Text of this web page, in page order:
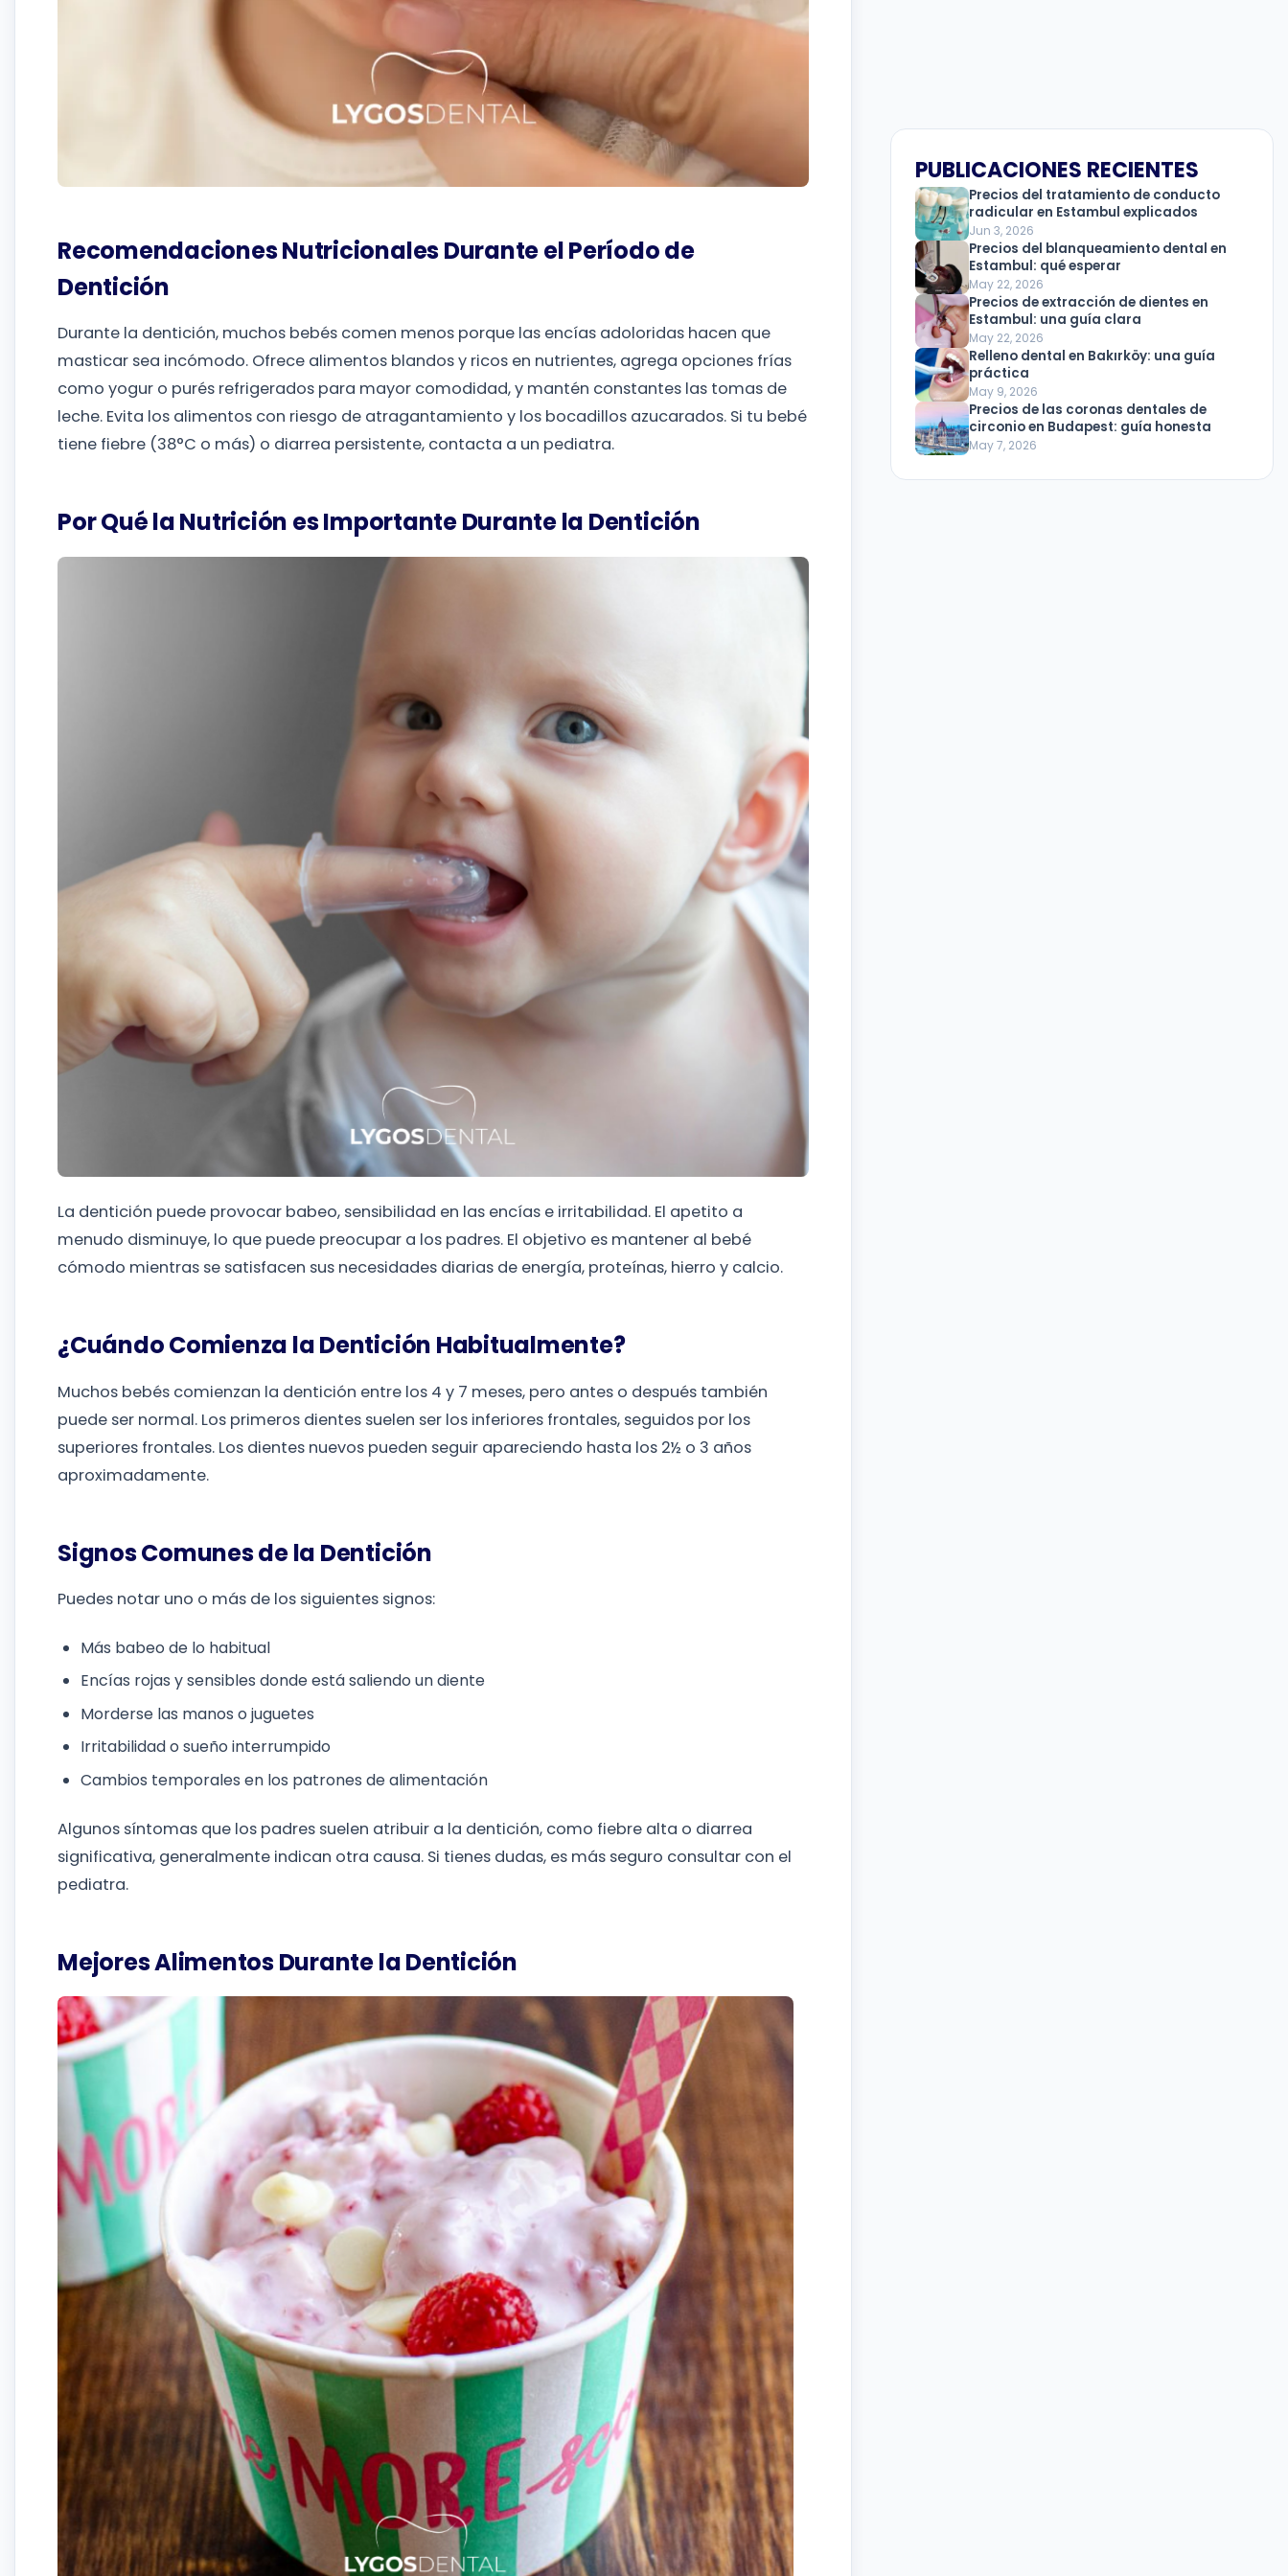
Recomendaciones Nutricionales Durante el Período de
Dentición
Durante la dentición, muchos bebés comen menos porque las encías adoloridas hacen que
masticar sea incómodo. Ofrece alimentos blandos y ricos en nutrientes, agrega opciones frías
como yogur o purés refrigerados para mayor comodidad, y mantén constantes las tomas de
leche. Evita los alimentos con riesgo de atragantamiento y los bocadillos azucarados. Si tu bebé
tiene fiebre (38°C o más) o diarrea persistente, contacta a un pediatra.
Por Qué la Nutrición es Importante Durante la Dentición
La dentición puede provocar babeo, sensibilidad en las encías e irritabilidad. El apetito a
menudo disminuye, lo que puede preocupar a los padres. El objetivo es mantener al bebé
cómodo mientras se satisfacen sus necesidades diarias de energía, proteínas, hierro y calcio.
¿Cuándo Comienza la Dentición Habitualmente?
Muchos bebés comienzan la dentición entre los 4 y 7 meses, pero antes o después también
puede ser normal. Los primeros dientes suelen ser los inferiores frontales, seguidos por los
superiores frontales. Los dientes nuevos pueden seguir apareciendo hasta los 2½ o 3 años
aproximadamente.
Signos Comunes de la Dentición
Puedes notar uno o más de los siguientes signos:
Más babeo de lo habitual
Encías rojas y sensibles donde está saliendo un diente
Morderse las manos o juguetes
Irritabilidad o sueño interrumpido
Cambios temporales en los patrones de alimentación
Algunos síntomas que los padres suelen atribuir a la dentición, como fiebre alta o diarrea
significativa, generalmente indican otra causa. Si tienes dudas, es más seguro consultar con el
pediatra.
Mejores Alimentos Durante la Dentición
PUBLICACIONES RECIENTES
Precios del tratamiento de conducto
radicular en Estambul explicados
Jun 3, 2026
Precios del blanqueamiento dental en
Estambul: qué esperar
May 22, 2026
Precios de extracción de dientes en
Estambul: una guía clara
May 22, 2026
Relleno dental en Bakırköy: una guía
práctica
May 9, 2026
Precios de las coronas dentales de
circonio en Budapest: guía honesta
May 7, 2026